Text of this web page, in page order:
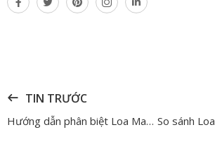
TIN TRƯỚC
Hướng dẫn phân biệt Loa Marshall chính hãng nhanh, chính xác nhất